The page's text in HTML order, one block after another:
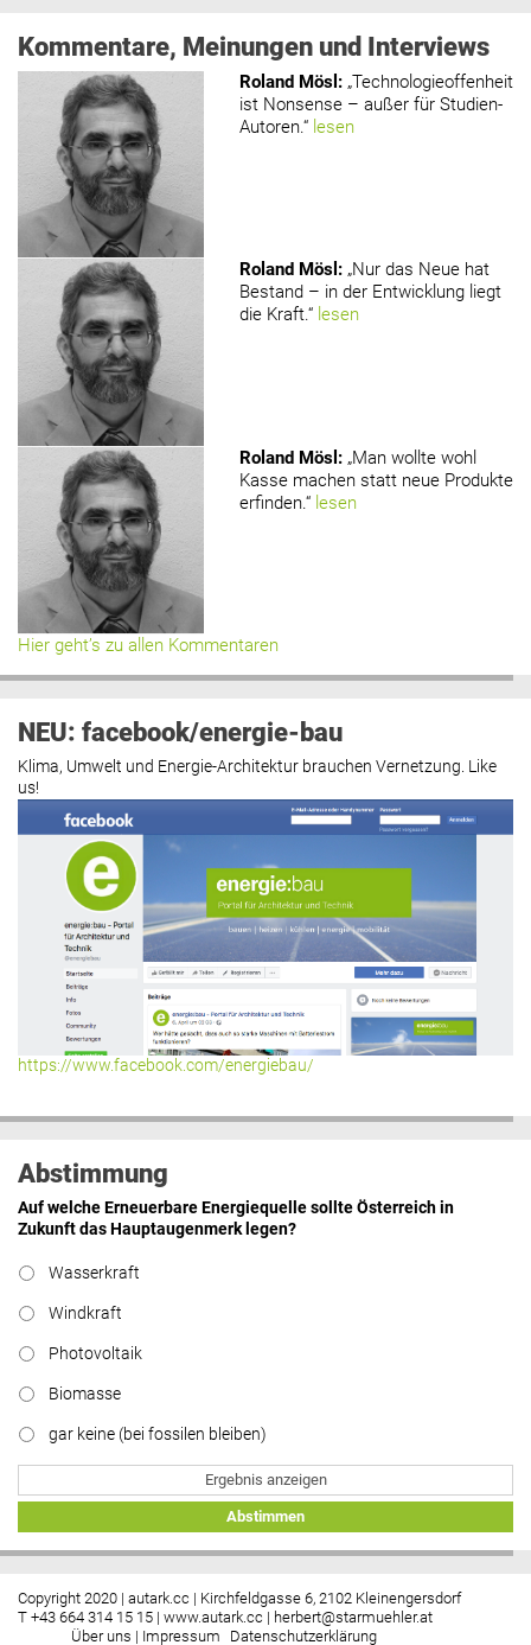
Kommentare, Meinungen und Interviews
Roland Mösl : „Technologieoffenheit
ist Nonsense – außer für Studien-
Autoren.“ lesen
Roland Mösl : „Nur das Neue hat
Bestand – in der Entwicklung liegt
die Kraft.“ lesen
Roland Mösl : „Man wollte wohl
Kasse machen statt neue Produkte
erfinden.“ lesen
Hier geht’s zu allen Kommentaren
NEU: facebook/energie-bau
Klima, Umwelt und Energie-Architektur brauchen Vernetzung. Like
us!
https://www.facebook.com/energiebau/
Abstimmung
Auf welche Erneuerbare Energiequelle sollte Österreich in
Zukunft das Hauptaugenmerk legen?
Wasserkraft
Windkraft
Photovoltaik
Biomasse
gar keine (bei fossilen bleiben)
Ergebnis anzeigen
Abstimmen
Copyright 2020 | autark.cc | Kirchfeldgasse 6, 2102 Kleinengersdorf
T +43 664 314 15 15 | www.autark.cc | herbert@starmuehler.at
Über uns | Impressum Datenschutzerklärung